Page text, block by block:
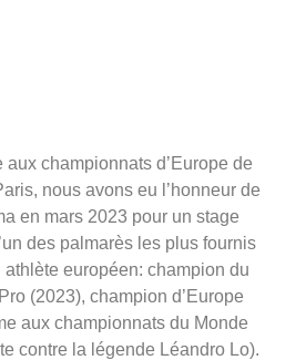
championnats d’Europe de
nous avons eu l’honneur de
en mars 2023 pour un stage
des palmarès les plus fournis
européen: champion du
(2023), champion d’Europe
aux championnats du Monde
contre la légende Léandro Lo).